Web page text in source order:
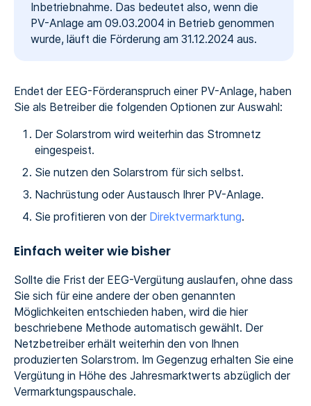
Inbetriebnahme. Das bedeutet also, wenn die
PV-Anlage am 09.03.2004 in Betrieb genommen
wurde, läuft die Förderung am 31.12.2024 aus.
Endet der EEG-Förderanspruch einer PV-Anlage, haben
Sie als Betreiber die folgenden Optionen zur Auswahl:
Der Solarstrom wird weiterhin das Stromnetz
eingespeist.
Sie nutzen den Solarstrom für sich selbst.
Nachrüstung oder Austausch Ihrer PV-Anlage.
Sie profitieren von der Direktvermarktung.
Einfach weiter wie bisher
Sollte die Frist der EEG-Vergütung auslaufen, ohne dass
Sie sich für eine andere der oben genannten
Möglichkeiten entschieden haben, wird die hier
beschriebene Methode automatisch gewählt. Der
Netzbetreiber erhält weiterhin den von Ihnen
produzierten Solarstrom. Im Gegenzug erhalten Sie eine
Vergütung in Höhe des Jahresmarktwerts abzüglich der
Vermarktungspauschale.